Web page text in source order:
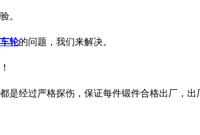
。
轮的问题，我们来解决。
是经过严格探伤，保证每件锻件合格出厂，出